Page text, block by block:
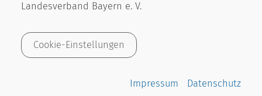
Landesverband Bayern e. V.
Cookie-Einstellungen
Impressum Datenschutz